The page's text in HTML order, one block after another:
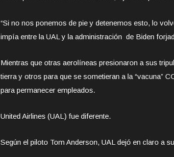
“Si no nos ponemos de pie y detenemos esto, lo
impía entre la UAL y la administración de Biden
Mientras que otras aerolíneas presionaron a sus
tierra y otros para que se sometieran a la “vacuna”
para permanecer empleados.
United Airlines (UAL) fue diferente.
Según el piloto Tom Anderson, UAL dejó en claro a